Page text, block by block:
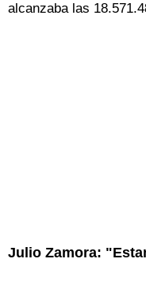
alcanzaba las
Julio Zamora: